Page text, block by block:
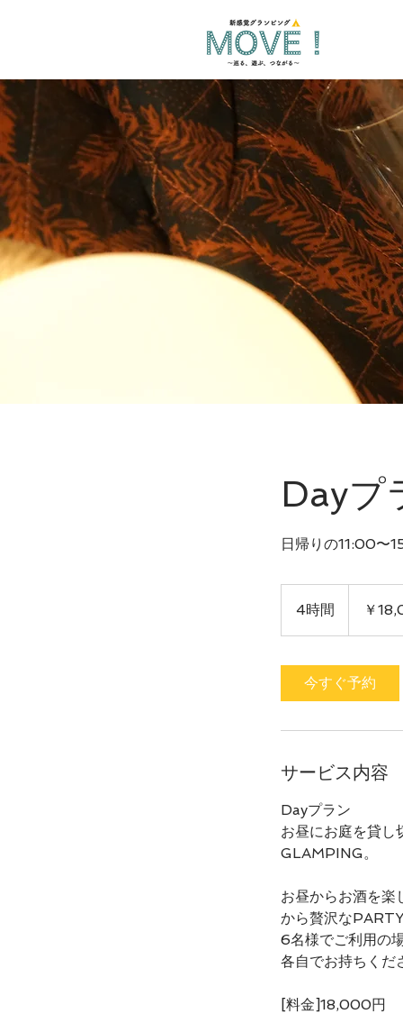
Dayプ
日帰りの11:00〜
4時間
時
￥
今すぐ予約
サービス内容
Dayプラン
お昼にお庭を貸
GLAMPING。
お昼からお酒を楽
から贅沢な
6名様でご利用の
各自でお持ちくだ
[料金]18,000円